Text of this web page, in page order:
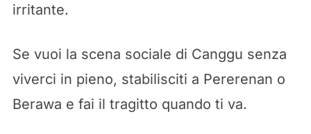
irritante.
Se vuoi la scena sociale di Canggu senza
viverci in pieno, stabilisciti a Pererenan o
Berawa e fai il tragitto quando ti va.